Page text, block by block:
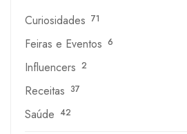
Curiosidades 71
Feiras e Eventos 6
Influencers 2
Receitas 37
Saúde 42